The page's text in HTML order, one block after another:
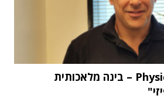
"העתיד הוא Physical AI – בינה מלאכותית